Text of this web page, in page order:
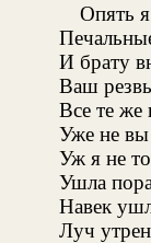
Опять
И брату
Ваш
Все те же
Уже не
Уж я не
Ушла
Навек
Луч